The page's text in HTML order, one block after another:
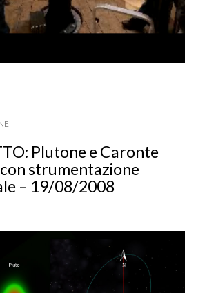
Plutone e Caronte
strumentazione
– 19/08/2008